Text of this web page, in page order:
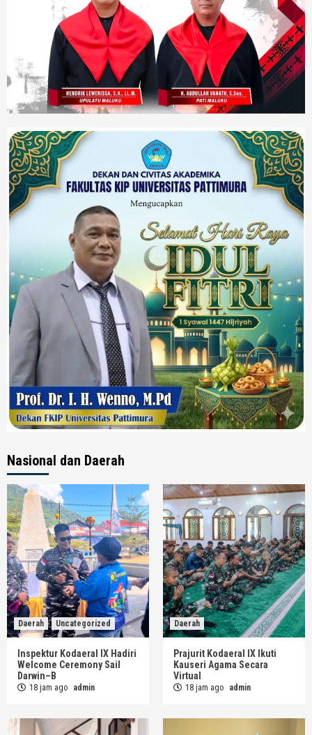
Nasional dan Daerah
Daerah Uncategorized
Inspektur Kodaeral IX Hadiri
Welcome Ceremony Sail
Darwin–B
18 jam ago admin
Daerah
Prajurit Kodaeral IX Ikuti
Kauseri Agama Secara
Virtual
18 jam ago admin